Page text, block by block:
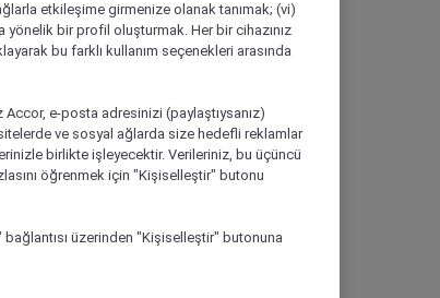
etkileşime girmenize olanak tanımak; (vi)
yönelik bir profil oluşturmak. Her bir cihazınız
bu farklı kullanım seçenekleri arasında
Accor, e-posta adresinizi (paylaştıysanız)
ve sosyal ağlarda size hedefli reklamlar
birlikte işleyecektir. Verileriniz, bu üçüncü
öğrenmek için "Kişiselleştir" butonu
bağlantısı üzerinden "Kişiselleştir" butonuna